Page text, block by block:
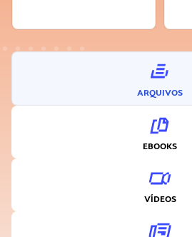
ARQUIVOS
EBOOKS
VÍDEOS